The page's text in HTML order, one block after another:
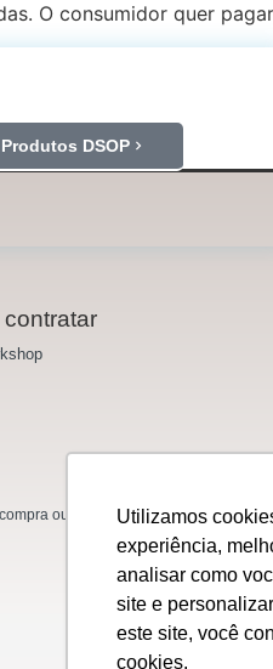
Utilizamos
experiência,
analisar como
site e
este site, você
cookies.
O consumidor quer
Produtos DSOP
contratar
ou venda de ações, títulos,